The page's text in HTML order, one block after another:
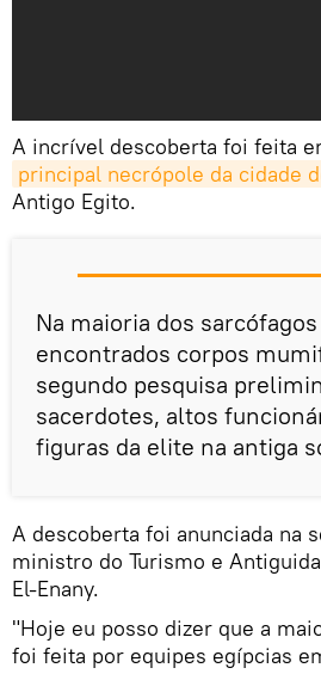
A incrível descoberta foi feita
principal necrópole da cidade
Antigo Egito.
Na maioria dos
encontrados corpos
segundo pesquisa
sacerdotes, altos
figuras da elite na antiga
A descoberta foi anunciada na
ministro do Turismo e
El-Enany.
"Hoje eu posso dizer que a
foi feita por equipes egípcias